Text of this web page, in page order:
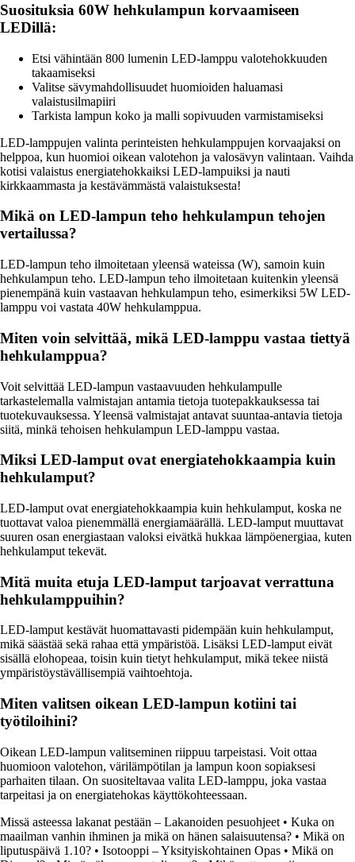
Suosituksia 60W hehkulampun korvaamiseen
LEDillä:
Etsi vähintään 800 lumenin LED-lamppu valotehokkuuden
takaamiseksi
Valitse sävymahdollisuudet huomioiden haluamasi
valaistusilmapiiri
Tarkista lampun koko ja malli sopivuuden varmistamiseksi
LED-lamppujen valinta perinteisten hehkulamppujen korvaajaksi on
helppoa, kun huomioi oikean valotehon ja valosävyn valintaan. Vaihda
kotisi valaistus energiatehokkaiksi LED-lampuiksi ja nauti
kirkkaammasta ja kestävämmästä valaistuksesta!
Mikä on LED-lampun teho hehkulampun tehojen
vertailussa?
LED-lampun teho ilmoitetaan yleensä wateissa (W), samoin kuin
hehkulampun teho. LED-lampun teho ilmoitetaan kuitenkin yleensä
pienempänä kuin vastaavan hehkulampun teho, esimerkiksi 5W LED-
lamppu voi vastata 40W hehkulamppua.
Miten voin selvittää, mikä LED-lamppu vastaa tiettyä
hehkulamppua?
Voit selvittää LED-lampun vastaavuuden hehkulampulle
tarkastelemalla valmistajan antamia tietoja tuotepakkauksessa tai
tuotekuvauksessa. Yleensä valmistajat antavat suuntaa-antavia tietoja
siitä, minkä tehoisen hehkulampun LED-lamppu vastaa.
Miksi LED-lamput ovat energiatehokkaampia kuin
hehkulamput?
LED-lamput ovat energiatehokkaampia kuin hehkulamput, koska ne
tuottavat valoa pienemmällä energiamäärällä. LED-lamput muuttavat
suuren osan energiastaan valoksi eivätkä hukkaa lämpöenergiaa, kuten
hehkulamput tekevät.
Mitä muita etuja LED-lamput tarjoavat verrattuna
hehkulamppuihin?
LED-lamput kestävät huomattavasti pidempään kuin hehkulamput,
mikä säästää sekä rahaa että ympäristöä. Lisäksi LED-lamput eivät
sisällä elohopeaa, toisin kuin tietyt hehkulamput, mikä tekee niistä
ympäristöystävällisempiä vaihtoehtoja.
Miten valitsen oikean LED-lampun kotiini tai
työtiloihini?
Oikean LED-lampun valitseminen riippuu tarpeistasi. Voit ottaa
huomioon valotehon, värilämpötilan ja lampun koon sopiaksesi
parhaiten tilaan. On suositeltavaa valita LED-lamppu, joka vastaa
tarpeitasi ja on energiatehokas käyttökohteessaan.
Missä asteessa lakanat pestään – Lakanoiden pesuohjeet • Kuka on
maailman vanhin ihminen ja mikä on hänen salaisuutensa? • Mikä on
liputuspäivä 1.10? • Isotooppi – Yksityiskohtainen Opas • Mikä on